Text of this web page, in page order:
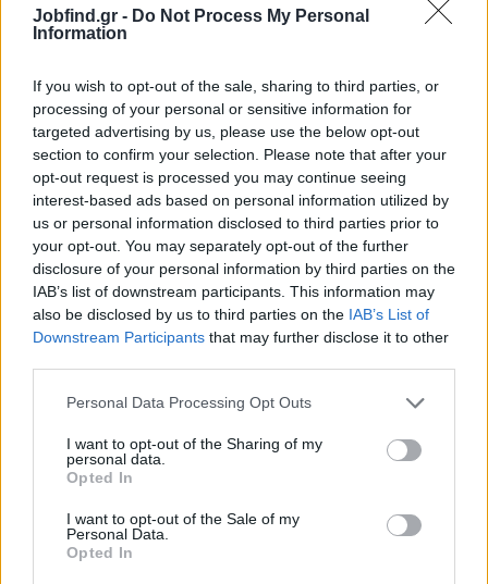
Jobfind.gr - Do Not Process My Personal
Information
If you wish to opt-out of the sale, sharing to third parties, or
processing of your personal or sensitive information for
targeted advertising by us, please use the below opt-out
section to confirm your selection. Please note that after your
opt-out request is processed you may continue seeing
interest-based ads based on personal information utilized by
us or personal information disclosed to third parties prior to
your opt-out. You may separately opt-out of the further
disclosure of your personal information by third parties on the
IAB’s list of downstream participants. This information may
also be disclosed by us to third parties on the IAB’s List of
Downstream Participants that may further disclose it to other
Personal Data Processing Opt Outs
I want to opt-out of the Sharing of my
personal data.
Opted In
I want to opt-out of the Sale of my
Personal Data.
Opted In
Θέσεις εργασίας
Όλες οι Θέσεις Εργασίας
Θέσεις Εργασίας ανά Ειδικότητα
Θέσεις Εργασίας ανά Εταιρεία
Υπηρεσίες υποψηφίων